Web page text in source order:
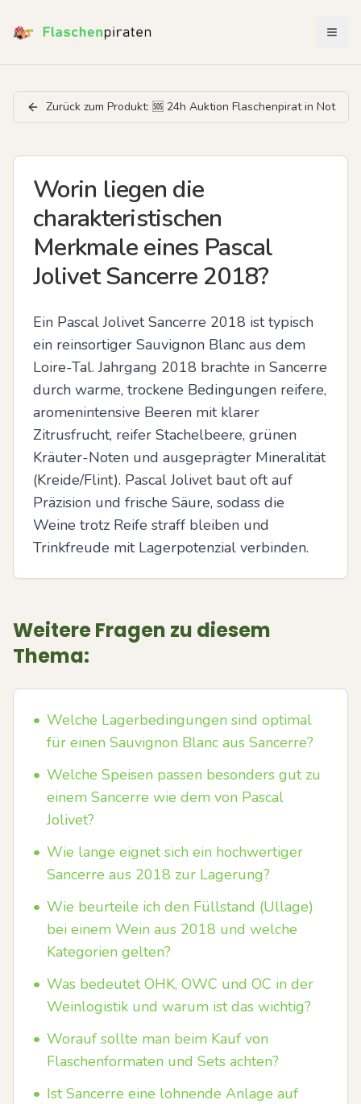
Zurück zum Produkt: 🆘️ 24h Auktion Flaschenpirat in Not
Worin liegen die
charakteristischen
Merkmale eines Pascal
Jolivet Sancerre 2018?
Ein Pascal Jolivet Sancerre 2018 ist typisch
ein reinsortiger Sauvignon Blanc aus dem
Loire-Tal. Jahrgang 2018 brachte in Sancerre
durch warme, trockene Bedingungen reifere,
aromenintensive Beeren mit klarer
Zitrusfrucht, reifer Stachelbeere, grünen
Kräuter-Noten und ausgeprägter Mineralität
(Kreide/Flint). Pascal Jolivet baut oft auf
Präzision und frische Säure, sodass die
Weine trotz Reife straff bleiben und
Trinkfreude mit Lagerpotenzial verbinden.
Weitere Fragen zu diesem
Thema:
• Welche Lagerbedingungen sind optimal
für einen Sauvignon Blanc aus Sancerre?
• Welche Speisen passen besonders gut zu
einem Sancerre wie dem von Pascal
Jolivet?
• Wie lange eignet sich ein hochwertiger
Sancerre aus 2018 zur Lagerung?
• Wie beurteile ich den Füllstand (Ullage)
bei einem Wein aus 2018 und welche
Kategorien gelten?
• Was bedeutet OHK, OWC und OC in der
Weinlogistik und warum ist das wichtig?
• Worauf sollte man beim Kauf von
Flaschenformaten und Sets achten?
• Ist Sancerre eine lohnende Anlage auf